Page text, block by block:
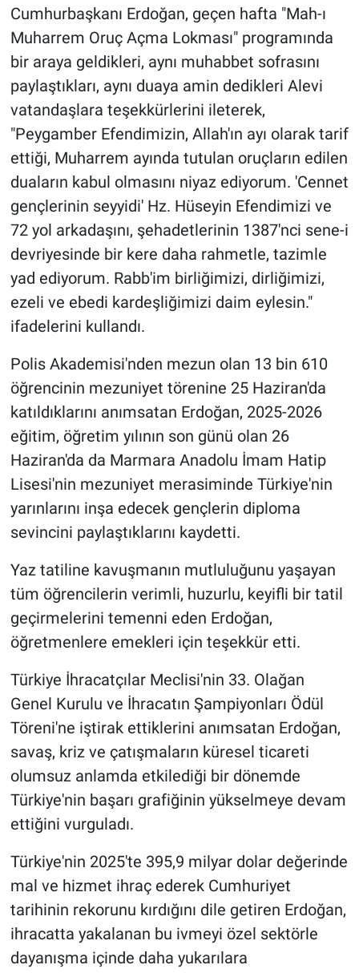
Cumhurbaşkanı Erdoğan, geçen hafta "Mah-ı
Muharrem Oruç Açma Lokması" programında
bir araya geldikleri, aynı muhabbet sofrasını
paylaştıkları, aynı duaya amin dedikleri Alevi
vatandaşlara teşekkürlerini ileterek,
"Peygamber Efendimizin, Allah'ın ayı olarak tarif
ettiği, Muharrem ayında tutulan oruçların edilen
duaların kabul olmasını niyaz ediyorum. 'Cennet
gençlerinin seyyidi' Hz. Hüseyin Efendimizi ve
72 yol arkadaşını, şehadetlerinin 1387'nci sene-i
devriyesinde bir kere daha rahmetle, tazimle
yad ediyorum. Rabb'im birliğimizi, dirliğimizi,
ezeli ve ebedi kardeşliğimizi daim eylesin."
ifadelerini kullandı.
Polis Akademisi'nden mezun olan 13 bin 610
öğrencinin mezuniyet törenine 25 Haziran'da
katıldıklarını anımsatan Erdoğan, 2025-2026
eğitim, öğretim yılının son günü olan 26
Haziran'da da Marmara Anadolu İmam Hatip
Lisesi'nin mezuniyet merasiminde Türkiye'nin
yarınlarını inşa edecek gençlerin diploma
sevincini paylaştıklarını kaydetti.
Yaz tatiline kavuşmanın mutluluğunu yaşayan
tüm öğrencilerin verimli, huzurlu, keyifli bir tatil
geçirmelerini temenni eden Erdoğan,
öğretmenlere emekleri için teşekkür etti.
Türkiye İhracatçılar Meclisi'nin 33. Olağan
Genel Kurulu ve İhracatın Şampiyonları Ödül
Töreni'ne iştirak ettiklerini anımsatan Erdoğan,
savaş, kriz ve çatışmaların küresel ticareti
olumsuz anlamda etkilediği bir dönemde
Türkiye'nin başarı grafiğinin yükselmeye devam
ettiğini vurguladı.
Türkiye'nin 2025'te 395,9 milyar dolar değerinde
mal ve hizmet ihraç ederek Cumhuriyet
tarihinin rekorunu kırdığını dile getiren Erdoğan,
ihracatta yakalanan bu ivmeyi özel sektörle
dayanışma içinde daha yukarılara